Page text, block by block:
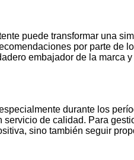
puede transformar una
por parte de
embajador de la marca
durante los
de calidad. Para
sino también seguir